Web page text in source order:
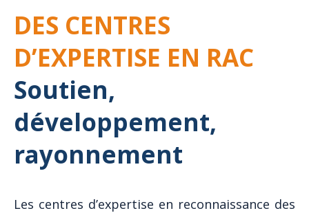
DES CENTRES
D’EXPERTISE EN RAC
Soutien,
développement,
rayonnement
Les centres d’expertise en reconnaissance des